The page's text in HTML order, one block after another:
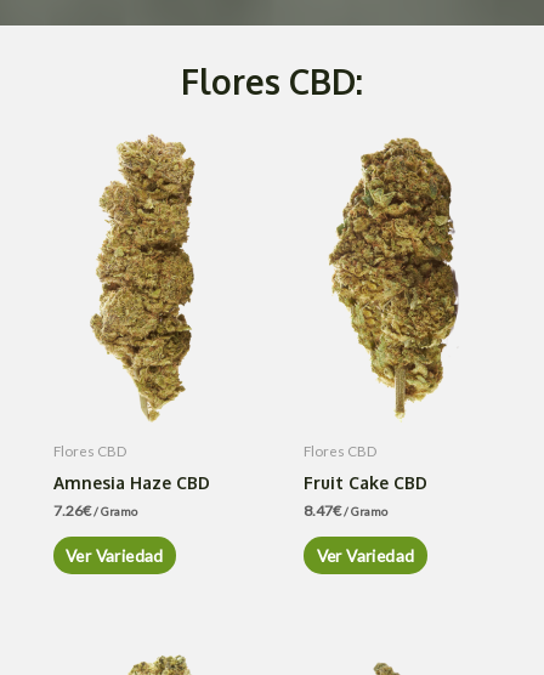
Flores CBD:
Flores CBD
Amnesia Haze CBD
7.26€/ Gramo
Ver Variedad
Flores CBD
Fruit Cake CBD
8.47€/ Gramo
Ver Variedad